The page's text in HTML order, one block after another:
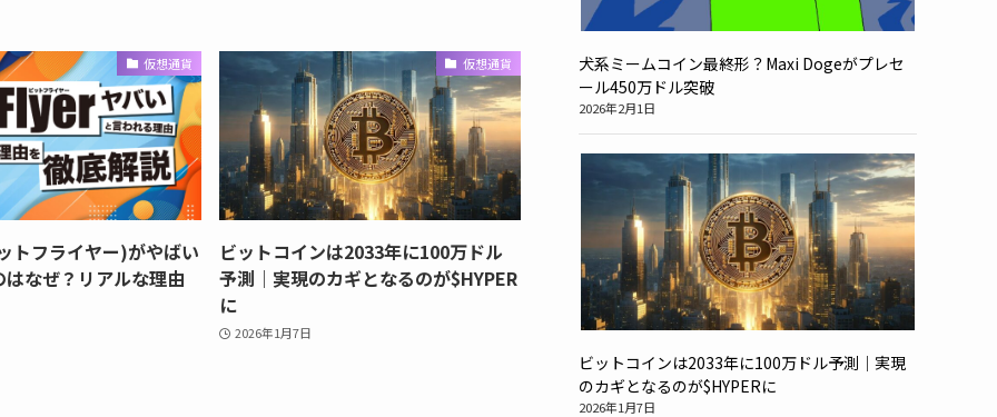
仮想通貨
フライヤー)がやばい
なぜ？リアルな理由
仮想通貨
ビットコインは2033年に100万ドル
予測｜実現のカギとなるのが$HYPER
に
2026年1月7日
犬系ミームコイン最終形？Maxi Dogeがプレセ
ール450万ドル突破
2026年2月1日
ビットコインは2033年に100万ドル予測｜実現
のカギとなるのが$HYPERに
2026年1月7日